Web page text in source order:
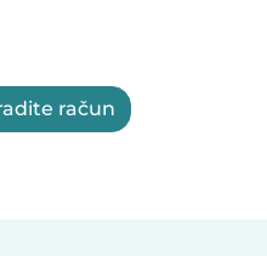
račun